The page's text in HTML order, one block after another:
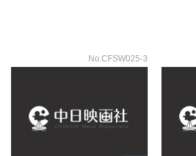
No.CFSW025-3